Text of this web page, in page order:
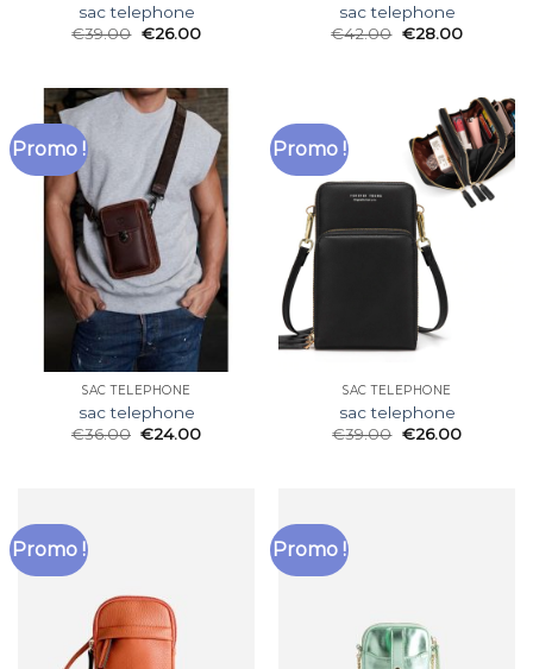
sac telephone
€39.00 €26.00
sac telephone
€42.00 €28.00
Promo !
SAC TELEPHONE
sac telephone
€36.00 €24.00
Promo !
SAC TELEPHONE
sac telephone
€39.00 €26.00
Promo ! Promo !